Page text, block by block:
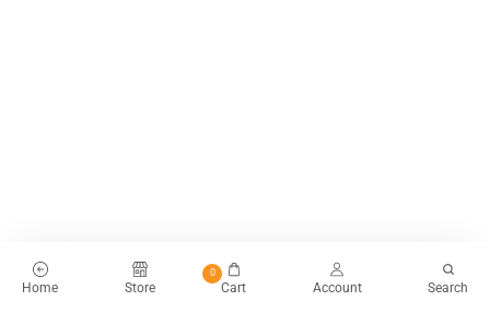
Home Store
0
Cart Account Search